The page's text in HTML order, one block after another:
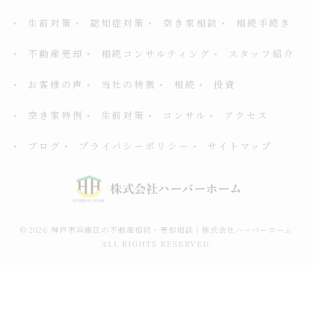
生前対策 認知症対策 空き家相談 相続手続き
不動産売却 相続コンサルティング スタッフ紹介
お客様の声 当社の特徴 相続 投資
空き家特例 生前対策 コンサル アクセス
ブログ プライバシーポリシー サイトマップ
© 2026 神戸市兵庫区の不動産相続・売却相談｜株式会社ハーバーホーム
ALL RIGHTS RESERVED.